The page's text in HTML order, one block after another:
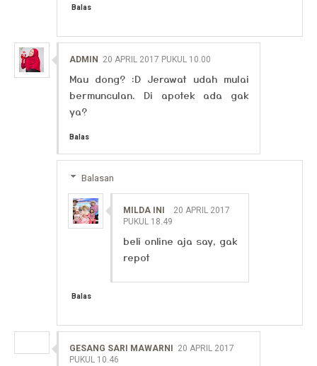
Balas
ADMIN 20 APRIL 2017 PUKUL 10.00
Mau dong? :D Jerawat udah mulai
bermunculan. Di apotek ada gak
ya?
Balas
Balasan
MILDA INI
20 APRIL 2017
PUKUL 18.49
beli online aja say, gak
repot
Balas
GESANG SARI MAWARNI
20 APRIL 2017
PUKUL 10.46